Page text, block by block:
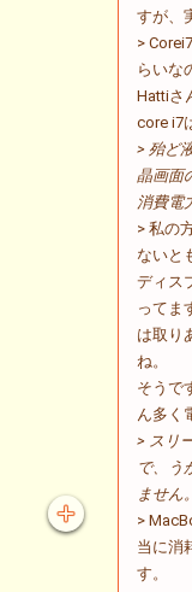
すが、
>
らいな
Hattiさ
core i7
> 殆ど
晶画面
消費電
> 私の
ないと
ディス
ってま
は取り
ね。
そうで
ん多く
> スリ
で、う
ません。
>
当に消
す。